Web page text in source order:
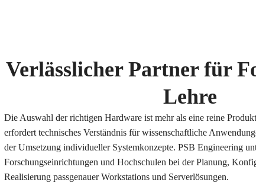
Verlässlicher Partner für
Lehre
Die Auswahl der richtigen Hardware ist mehr als eine reine
erfordert technisches Verständnis für wissenschaftliche
der Umsetzung individueller Systemkonzepte. PSB Engineering
Forschungseinrichtungen und Hochschulen bei der Planung,
Realisierung passgenauer Workstations und Serverlösungen.